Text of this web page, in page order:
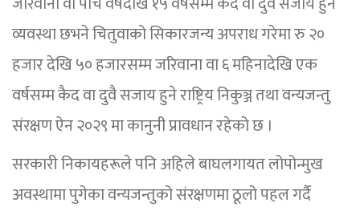
व्यवस्था छभने चितुवाको सिकारजन्य अपराध गरेमा रु २०
हजार देखि ५० हजारसम्म जरिवाना वा ६ महिनादेखि एक
वर्षसम्म कैद वा दुवै सजाय हुने राष्ट्रिय निकुञ्ज तथा वन्यजन्तु
संरक्षण ऐन २०२९ मा कानुनी प्रावधान रहेको छ ।
सरकारी निकायहरूले पनि अहिले बाघलगायत लोपोन्मुख
अवस्थामा पुगेका वन्यजन्तुको संरक्षणमा ठूलो पहल गर्दै